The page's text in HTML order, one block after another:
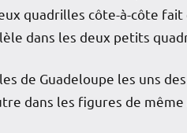
quadrilles côte-à-côte
dans les deux petits
de Guadeloupe les uns
dans les figures de même